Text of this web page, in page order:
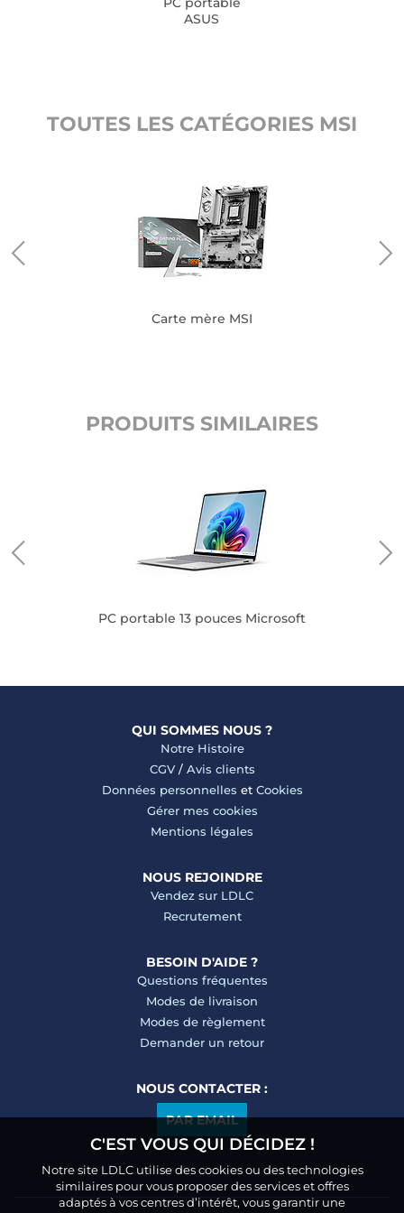
C'EST VOUS QUI DÉCIDEZ !
Notre site LDLC utilise des cookies ou des technologies
similaires pour vous proposer des services et offres
adaptés à vos centres d’intérêt, vous garantir une
ASUS
TOUTES LES CATÉGORIES MSI
Carte mère MSI
PRODUITS SIMILAIRES
PC portable 13 pouces Microsoft
QUI SOMMES NOUS ?
Notre Histoire
CGV/ Avis clients
Données personnelles et Cookies
Gérer mes cookies
Mentions légales
NOUS REJOINDRE
Vendez sur LDLC
Recrutement
BESOIN D'AIDE ?
Questions fréquentes
Modes de livraison
Modes de règlement
Demander un retour
NOUS CONTACTER :
PAR EMAIL